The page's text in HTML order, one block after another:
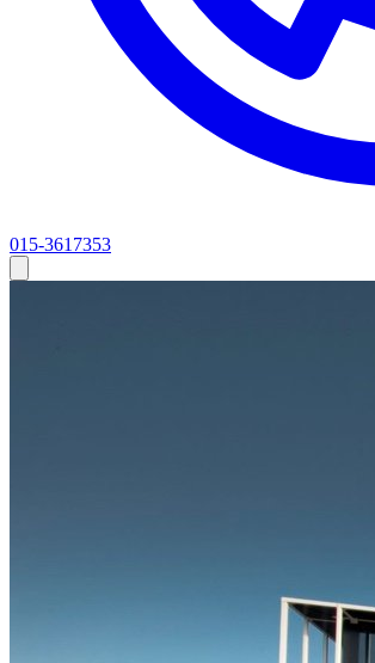
015-3617353